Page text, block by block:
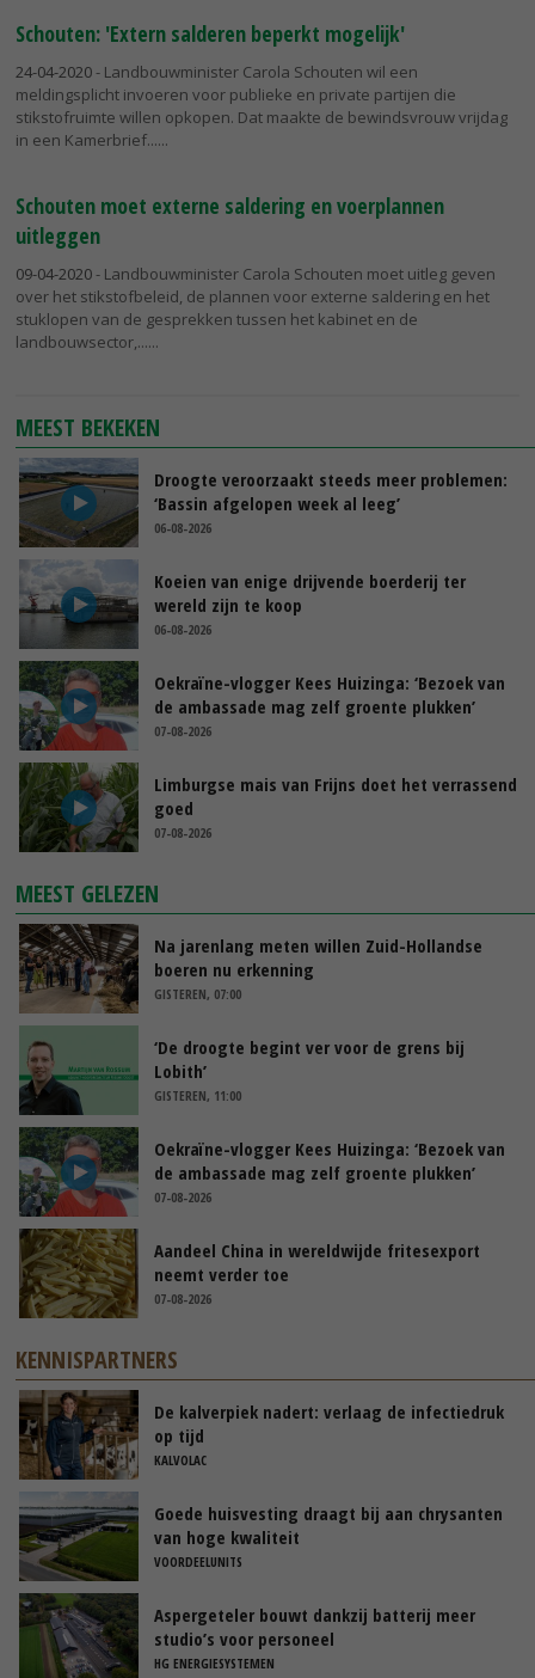
Schouten: 'Extern salderen beperkt mogelijk'
24-04-2020- Landbouwminister Carola Schouten wil een
meldingsplicht invoeren voor publieke en private partijen die
stikstofruimte willen opkopen. Dat maakte de bewindsvrouw vrijdag
in een Kamerbrief...
Schouten moet externe saldering en voerplannen
uitleggen
09-04-2020- Landbouwminister Carola Schouten moet uitleg geven
over het stikstofbeleid, de plannen voor externe saldering en het
stuklopen van de gesprekken tussen het kabinet en de
landbouwsector,...
MEEST BEKEKEN
Droogte veroorzaakt steeds meer problemen:
‘Bassin afgelopen week al leeg’
06-08-2026
Koeien van enige drijvende boerderij ter
wereld zijn te koop
06-08-2026
Oekraïne-vlogger Kees Huizinga: ‘Bezoek van
de ambassade mag zelf groente plukken’
07-08-2026
Limburgse mais van Frijns doet het verrassend
goed
07-08-2026
MEEST GELEZEN
Na jarenlang meten willen Zuid-Hollandse
boeren nu erkenning
GISTEREN, 07:00
‘De droogte begint ver voor de grens bij
Lobith’
GISTEREN, 11:00
Oekraïne-vlogger Kees Huizinga: ‘Bezoek van
de ambassade mag zelf groente plukken’
07-08-2026
Aandeel China in wereldwijde fritesexport
neemt verder toe
07-08-2026
KENNISPARTNERS
De kalverpiek nadert: verlaag de infectiedruk
op tijd
KALVOLAC
Goede huisvesting draagt bij aan chrysanten
van hoge kwaliteit
VOORDEELUNITS
Aspergeteler bouwt dankzij batterij meer
studio’s voor personeel
HG ENERGIESYSTEMEN